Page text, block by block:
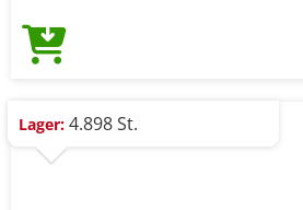
Lager: 4.898 St.